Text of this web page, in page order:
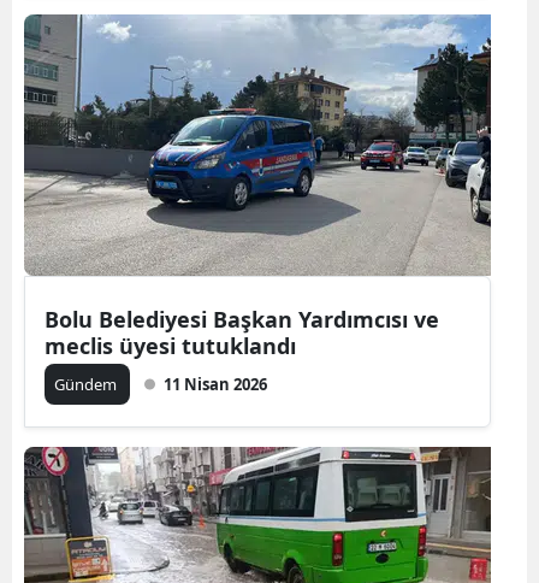
Sakarya
Samsun
Siirt
Sinop
Sivas
Tekirdağ
Tunceli
Şanlıurfa
Uşak
Van
Bolu Belediyesi Başkan Yardımcısı ve
meclis üyesi tutuklandı
Gündem 11 Nisan 2026